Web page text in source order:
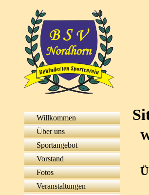
Willkommen
Über uns
Sportangebot
Vorstand
Fotos
Veranstaltungen